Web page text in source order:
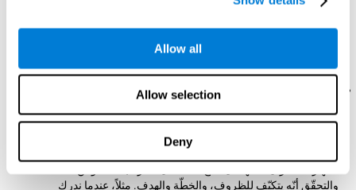
Allow all
Allow selection
Deny
العمل. إنّ تحسّن هذه المهارة المعرفية أساسيّ لإجراء مهام معرفية
صعبة، مثل فهم اللغة، والقراءة، والمهارات الحسابية، والتعلّم
في اللعبة العقلية "الفضاء الفائق" يجب أن نحقّق باستمرار
القطع بخطأ ستحذفنا اللعبة. للتقدّم علينا أن ندرك أخطاءنا ونكيّف
سلوكنا للظروف المتغيرة. بممارسة هذا التمرين ننشّط ونقوّي
والتحقّق أنّه يتكيّف للظروف، والخطّة والهدف. مثلاً، عندما ندرك